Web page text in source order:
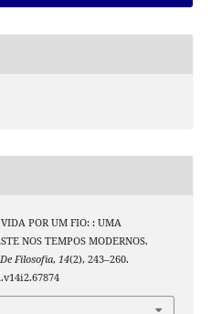
POR UM FIO: : UMA
NOS TEMPOS MODERNOS.
Filosofia, 14(2), 243–260.